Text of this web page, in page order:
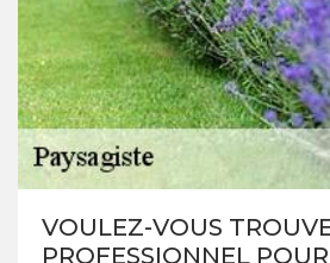
VOULEZ-VOUS
PROFESSIONNEL